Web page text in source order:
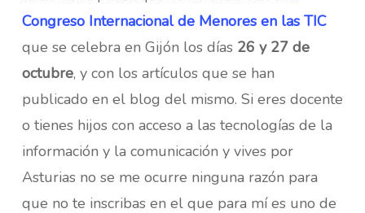
Congreso Internacional de Menores en las TIC
que se celebra en Gijón los días 26 y 27 de
octubre, y con los artículos que se han
publicado en el blog del mismo. Si eres docente
o tienes hijos con acceso a las tecnologías de la
información y la comunicación y vives por
Asturias no se me ocurre ninguna razón para
que no te inscribas en el que para mí es uno de